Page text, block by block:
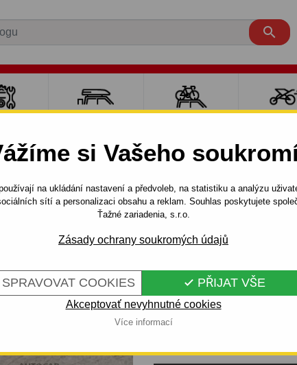
si Vašeho
na ukládání nastavení a předvoleb, na statistiku a analýzu
sítí a personalizaci obsahu a reklam. Souhlas poskytujete
Ťažné zariadenia, s.r.o.
Zásady ochrany soukromých údajů
SPRAVOVAT COOKIES  PŘIJAT VŠE
Akceptovať nevyhnutné cookies
Více informací

1990 - 2001 Tažné zařízení pro Ford ESCORT -
ESCORT
Kód: C 22 Au
Tažné zařízení s
Ford Escort, Turnier (kombi).
Celý popis produktu